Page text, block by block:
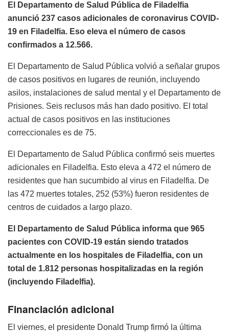
El Departamento de Salud Pública de Filadelfia
anunció 237 casos adicionales de coronavirus COVID-
19 en Filadelfia. Eso eleva el número de casos
confirmados a 12.566.
El Departamento de Salud Pública volvió a señalar grupos
de casos positivos en lugares de reunión, incluyendo
asilos, instalaciones de salud mental y el Departamento de
Prisiones. Seis reclusos más han dado positivo. El total
actual de casos positivos en las instituciones
correccionales es de 75.
El Departamento de Salud Pública confirmó seis muertes
adicionales en Filadelfia. Esto eleva a 472 el número de
residentes que han sucumbido al virus en Filadelfia. De
las 472 muertes totales, 252 (53%) fueron residentes de
centros de cuidados a largo plazo.
El Departamento de Salud Pública informa que 965
pacientes con COVID-19 están siendo tratados
actualmente en los hospitales de Filadelfia, con un
total de 1.812 personas hospitalizadas en la región
(incluyendo Filadelfia).
Financiación adicional
El viernes, el presidente Donald Trump firmó la última